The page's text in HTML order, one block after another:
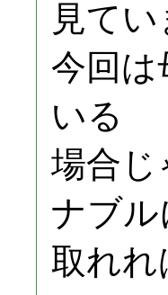
見てい
今回
いる
場合
ナブル
取れれ